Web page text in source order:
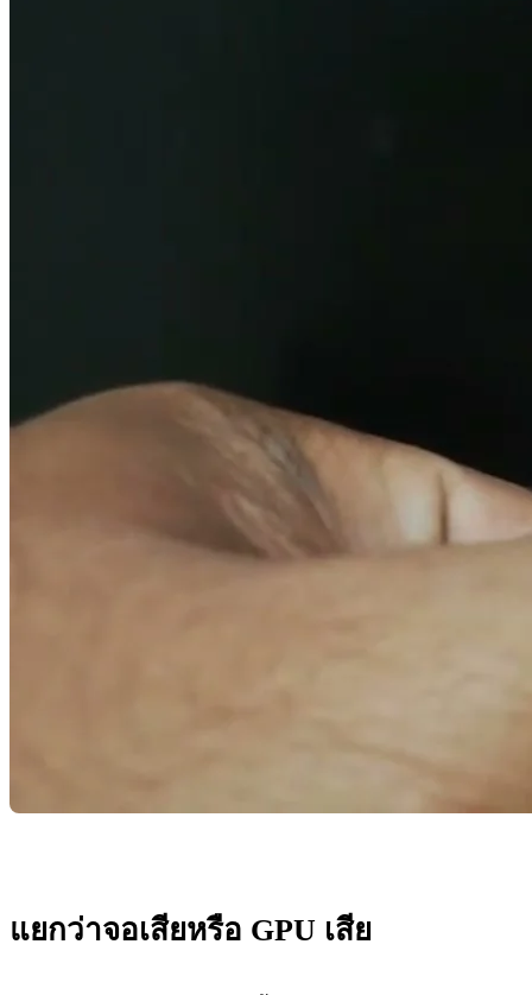
แยกว่าจอเสียหรือ GPU เสีย